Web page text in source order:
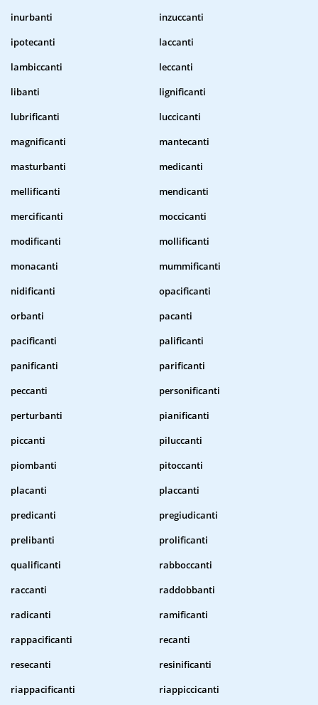
inurbanti
inzuccanti
ipotecanti
laccanti
lambiccanti
leccanti
libanti
lignificanti
lubrificanti
luccicanti
magnificanti
mantecanti
masturbanti
medicanti
mellificanti
mendicanti
mercificanti
moccicanti
modificanti
mollificanti
monacanti
mummificanti
nidificanti
opacificanti
orbanti
pacanti
pacificanti
palificanti
panificanti
parificanti
peccanti
personificanti
perturbanti
pianificanti
piccanti
piluccanti
piombanti
pitoccanti
placanti
placcanti
predicanti
pregiudicanti
prelibanti
prolificanti
qualificanti
rabboccanti
raccanti
raddobbanti
radicanti
ramificanti
rappacificanti
recanti
resecanti
resinificanti
riappacificanti
riappiccicanti